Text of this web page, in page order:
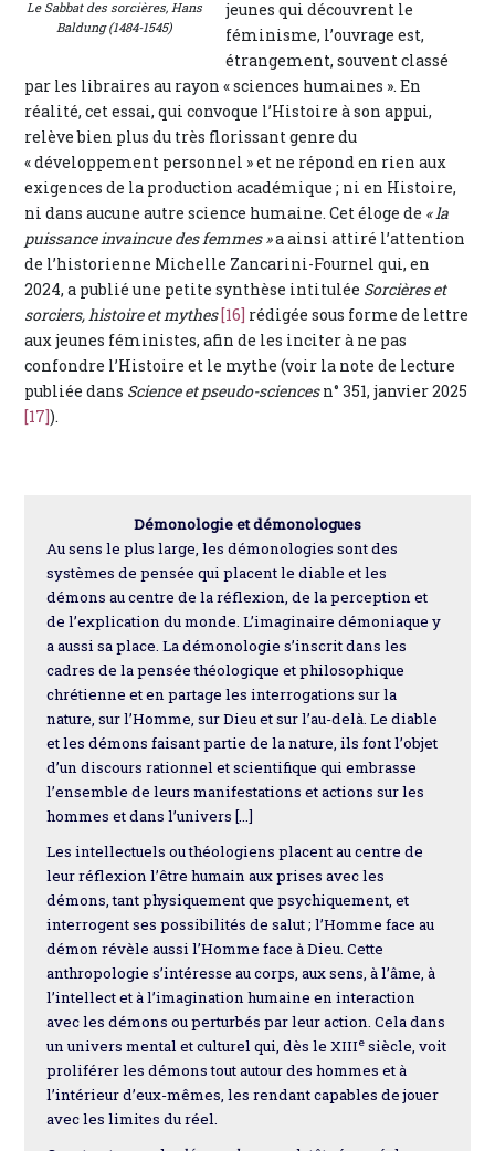
Le Sabbat des sorcières, Hans
Baldung (1484-1545)
jeunes qui découvrent le
féminisme, l’ouvrage est,
étrangement, souvent classé
par les libraires au rayon « sciences humaines ». En
réalité, cet essai, qui convoque l’Histoire à son appui,
relève bien plus du très florissant genre du
« développement personnel » et ne répond en rien aux
exigences de la production académique ; ni en Histoire,
ni dans aucune autre science humaine. Cet éloge de « la
puissance invaincue des femmes »a ainsi attiré l’attention
de l’historienne Michelle Zancarini-Fournel qui, en
2024, a publié une petite synthèse intitulée Sorcières et
sorciers, histoire et mythes [16] rédigée sous forme de lettre
aux jeunes féministes, afin de les inciter à ne pas
confondre l’Histoire et le mythe (voir la note de lecture
publiée dans Science et pseudo-sciencesn° 351, janvier 2025
[17]).
Démonologie et démonologues
Au sens le plus large, les démonologies sont des
systèmes de pensée qui placent le diable et les
démons au centre de la réflexion, de la perception et
de l’explication du monde. L’imaginaire démoniaque y
a aussi sa place. La démonologie s’inscrit dans les
cadres de la pensée théologique et philosophique
chrétienne et en partage les interrogations sur la
nature, sur l’Homme, sur Dieu et sur l’au-delà. Le diable
et les démons faisant partie de la nature, ils font l’objet
d’un discours rationnel et scientifique qui embrasse
l’ensemble de leurs manifestations et actions sur les
hommes et dans l’univers […]
Les intellectuels ou théologiens placent au centre de
leur réflexion l’être humain aux prises avec les
démons, tant physiquement que psychiquement, et
interrogent ses possibilités de salut ; l’Homme face au
démon révèle aussi l’Homme face à Dieu. Cette
anthropologie s’intéresse au corps, aux sens, à l’âme, à
l’intellect et à l’imagination humaine en interaction
avec les démons ou perturbés par leur action. Cela dans
un univers mental et culturel qui, dès le XIIIe siècle, voit
proliférer les démons tout autour des hommes et à
l’intérieur d’eux-mêmes, les rendant capables de jouer
avec les limites du réel.